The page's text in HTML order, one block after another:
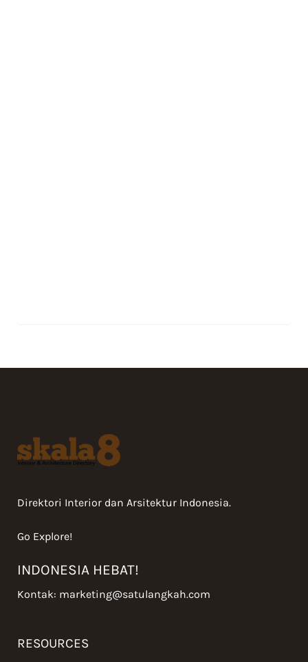
Direktori Interior dan Arsitektur Indonesia.
Go Explore!
INDONESIA HEBAT!
Kontak: marketing@satulangkah.com
RESOURCES